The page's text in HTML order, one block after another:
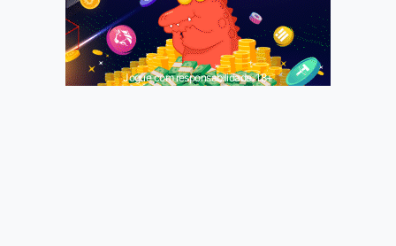
Jogue com responsabilidade. 18+